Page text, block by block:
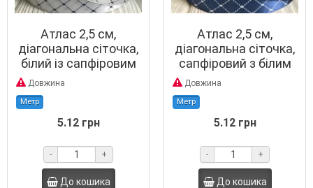
Атлас 2,5 см,
діагональна сіточка,
білий із сапфіровим
Довжина
Метр
5.12 грн
- +
До кошика
Атлас 2,5 см,
діагональна сіточка,
сапфіровий з білим
Довжина
Метр
5.12 грн
- +
До кошика